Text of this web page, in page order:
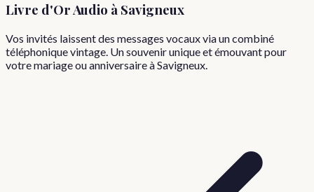
Livre d'Or Audio à Savigneux
Vos invités laissent des messages vocaux via un combiné
téléphonique vintage. Un souvenir unique et émouvant pour
votre mariage ou anniversaire àSavigneux.